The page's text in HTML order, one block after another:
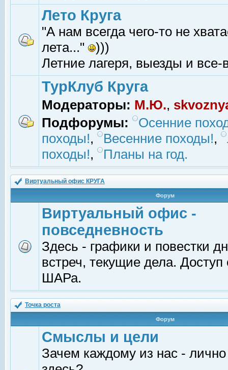
Лето Круга
"А нам всегда чего-то не
лета..."
)))
Летние лагеря, выезды и все-
ТурКлуб Круга
Модераторы: М.Ю.,
Подфорумы:
Осенние
походы!, Весенние походы!,
походы!, Планы на год.
Виртуальный офис КРУГА
Форум
Виртуальный офис -
повседневность
Здесь - графики и повестки
встреч, текущие дела.
ШАРа.
Точка роста
Форум
Смыслы и цели
Зачем каждому из нас -